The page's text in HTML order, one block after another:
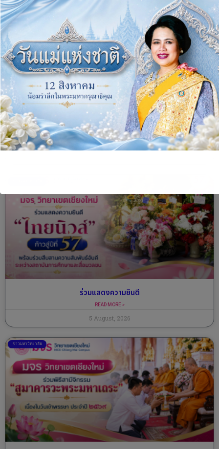
ข่าวมหาวิทยาลัย
โครงการอบรม “ปูทางสู่การตื่นรู้ธรรมนาวา ‘วัง’
READ MORE »
ร่วมแสดงความยินดี
READ MORE »
5 August, 2026
ข่าวมหาวิทยาลัย